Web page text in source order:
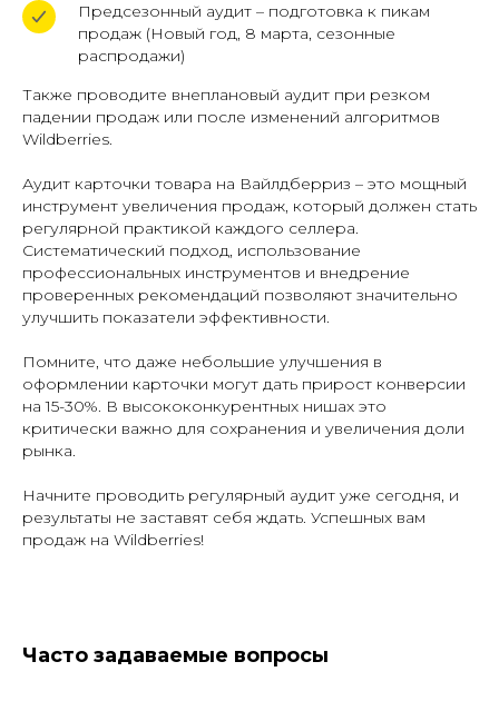
Предсезонный аудит – подготовка к пикам
продаж (Новый год, 8 марта, сезонные
распродажи)
Также проводите внеплановый аудит при резком
падении продаж или после изменений алгоритмов
Wildberries.
Аудит карточки товара на Вайлдберриз – это мощный
инструмент увеличения продаж, который должен стать
регулярной практикой каждого селлера.
Систематический подход, использование
профессиональных инструментов и внедрение
проверенных рекомендаций позволяют значительно
улучшить показатели эффективности.
Помните, что даже небольшие улучшения в
оформлении карточки могут дать прирост конверсии
на 15-30%. В высококонкурентных нишах это
критически важно для сохранения и увеличения доли
рынка.
Начните проводить регулярный аудит уже сегодня, и
результаты не заставят себя ждать. Успешных вам
продаж на Wildberries!
Часто задаваемые вопросы